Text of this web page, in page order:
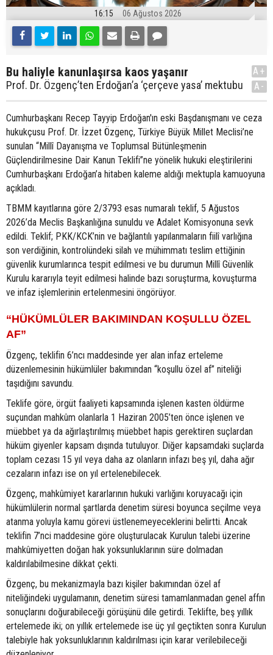
16:15 06 Ağustos 2026
Bu haliyle kanunlaşırsa kaos yaşanır
Prof. Dr. Özgenç’ten Erdoğan’a ‘çerçeve yasa’ mektubu
A+
A-
Cumhurbaşkanı Recep Tayyip Erdoğan'ın eski Başdanışmanı ve ceza
hukukçusu Prof. Dr. İzzet Özgenç, Türkiye Büyük Millet Meclisi’ne
sunulan “Millî Dayanışma ve Toplumsal Bütünleşmenin
Güçlendirilmesine Dair Kanun Teklifi”ne yönelik hukuki eleştirilerini
Cumhurbaşkanı Erdoğan’a hitaben kaleme aldığı mektupla kamuoyuna
açıkladı.
TBMM kayıtlarına göre 2/3793 esas numaralı teklif, 5 Ağustos
2026’da Meclis Başkanlığına sunuldu ve Adalet Komisyonuna sevk
edildi. Teklif; PKK/KCK’nin ve bağlantılı yapılanmaların fiilî varlığına
son verdiğinin, kontrolündeki silah ve mühimmatı teslim ettiğinin
güvenlik kurumlarınca tespit edilmesi ve bu durumun Millî Güvenlik
Kurulu kararıyla teyit edilmesi halinde bazı soruşturma, kovuşturma
ve infaz işlemlerinin ertelenmesini öngörüyor.
“HÜKÜMLÜLER BAKIMINDAN KOŞULLU ÖZEL
AF”
Özgenç, teklifin 6’ncı maddesinde yer alan infaz erteleme
düzenlemesinin hükümlüler bakımından “koşullu özel af” niteliği
taşıdığını savundu.
Teklife göre, örgüt faaliyeti kapsamında işlenen kasten öldürme
suçundan mahkûm olanlarla 1 Haziran 2005’ten önce işlenen ve
müebbet ya da ağırlaştırılmış müebbet hapis gerektiren suçlardan
hüküm giyenler kapsam dışında tutuluyor. Diğer kapsamdaki suçlarda
toplam cezası 15 yıl veya daha az olanların infazı beş yıl, daha ağır
cezaların infazı ise on yıl ertelenebilecek.
Özgenç, mahkûmiyet kararlarının hukuki varlığını koruyacağı için
hükümlülerin normal şartlarda denetim süresi boyunca seçilme veya
atanma yoluyla kamu görevi üstlenemeyeceklerini belirtti. Ancak
teklifin 7’nci maddesine göre oluşturulacak Kurulun talebi üzerine
mahkûmiyetten doğan hak yoksunluklarının süre dolmadan
kaldırılabilmesine dikkat çekti.
Özgenç, bu mekanizmayla bazı kişiler bakımından özel af
niteliğindeki uygulamanın, denetim süresi tamamlanmadan genel affın
sonuçlarını doğurabileceği görüşünü dile getirdi. Teklifte, beş yıllık
ertelemede iki; on yıllık ertelemede ise üç yıl geçtikten sonra Kurulun
talebiyle hak yoksunluklarının kaldırılması için karar verilebileceği